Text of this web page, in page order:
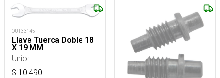
OUT33145
Llave Tuerca Doble 18
X 19 MM
Unior
$ 10.490